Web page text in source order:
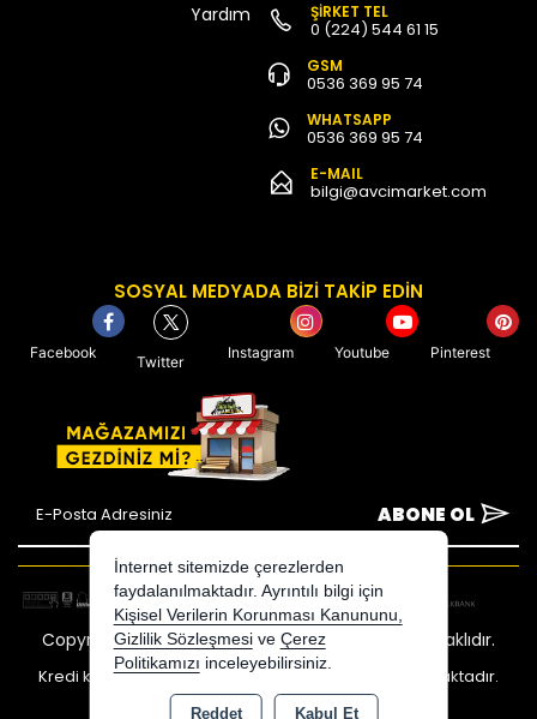
Yardım
ŞİRKET TEL
0 (224) 544 61 15
GSM
0536 369 95 74
WHATSAPP
0536 369 95 74
E-MAIL
bilgi@avcimarket.com
SOSYAL MEDYADA BİZİ TAKİP EDİN
Facebook
Twitter
Instagram Youtube Pinterest
ABONE OL
Copyright 2026 avcimarket.com - Tüm hakları saklıdır.
Kredi kartı bilgileriniz 256bit SSL sertifikası ile korunmaktadır.
İnternet sitemizde çerezlerden
faydalanılmaktadır. Ayrıntılı bilgi için
Kişisel Verilerin Korunması Kanununu,
Gizlilik Sözleşmesi ve Çerez
Politikamızı inceleyebilirsiniz.
Reddet Kabul Et